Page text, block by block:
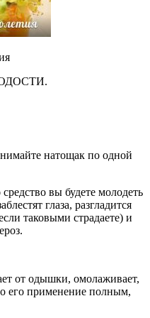
натощак по одной
вы будете молодеть
глаза, разгладится
таковыми страдаете) и
от одышки, омолаживает,
его применение полным,